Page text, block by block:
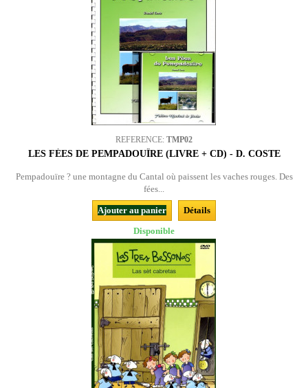
REFERENCE: TMP02
LES FÉES DE PEMPADOUÏRE (LIVRE + CD) - D. COSTE
Pempadouïre ? une montagne du Cantal où paissent les vaches rouges. Des
fées...
Ajouter au panier
Détails
Disponible